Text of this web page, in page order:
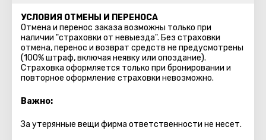
УСЛОВИЯ ОТМЕНЫ И ПЕРЕНОСА
Отмена и перенос заказа возможны только при
наличии "страховки от невыезда". Без страховки
отмена, перенос и возврат средств не предусмотрены
(100% штраф, включая неявку или опоздание).
Страховка оформляется только при бронировании и
повторное оформление страховки невозможно.
Важно:
За утерянные вещи фирма ответственности не несет.